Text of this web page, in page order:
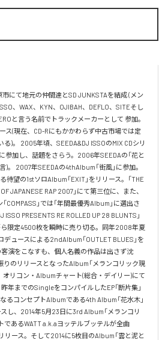
にて地元の仲間達とSD JUNKSTAを結成 (メン
、WAX、KYN、OJIBAH、DEFLO、SITEそし
と言う名前でトラックメーカーとして 参加。
ス(現在、CD-Rにもかかわらず中古市場では定
)。 2005年頃、SEEDA&DJ ISSOのMIX CDシリ
に参加し、話題をさらう。2006年SEEDAの「花と
)。 2007年SEEDAの4thAlbum「街風」に参加。
待望の1stソロAlbum「EXIT」をリリース。「THE
JAPANESE RAP 2007」にて第三位に、また、
COMPASS」では「年間最優秀Album」に選出さ
ISSO PRESENTS RE ROLLED UP 28 BLUNTS」
ら限定4500枚を瞬時に売り切る。同年2008年夏
デュースによる2ndAlbum「OUTLET BLUES」を
演をこなすも、個人名義の作品は出さず沈
りのリリースとなったAlbum「メランコリック現
オリコン・Albumチャート(総合・デイリー)にて
年までのSingleをコンパイルしたEP「断片集」
るコンセプトAlbumである4th Album「花水木」
し、2014年5月23日に3rd Album「メランコリ
であるWATT a.k.aヨッテルブッテルが全曲
リース。そして2014に5枚目のAlbum「雲と泥と